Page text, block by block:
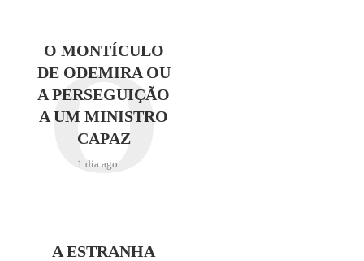
O MONTÍCULO
DE ODEMIRA OU
A PERSEGUIÇÃO
A UM MINISTRO
CAPAZ
1 dia ago
O
A ESTRANHA